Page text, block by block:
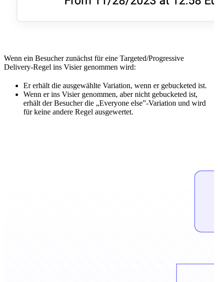
Wenn ein Besucher zunächst für eine Targeted/Progressive
Delivery-Regel ins Visier genommen wird:
Er erhält die ausgewählte Variation, wenn er gebucketed ist.
Wenn er ins Visier genommen, aber nicht gebucketed ist,
erhält der Besucher die „Everyone else”-Variation und wird
für keine andere Regel ausgewertet.